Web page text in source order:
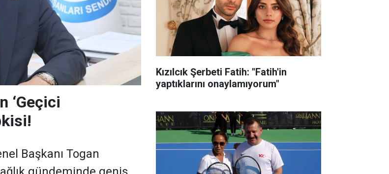
‘Geçici
Başkanı Togan
Kızılcık Şerbeti Fatih: "Fatih'in
yaptıklarını onaylamıyorum"